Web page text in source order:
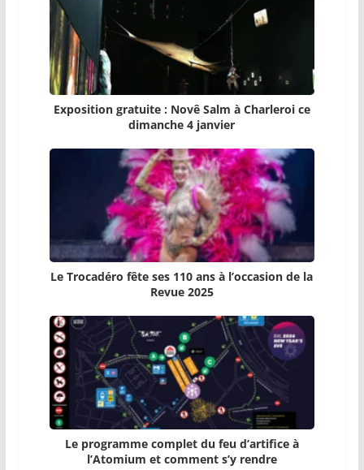
Exposition gratuite : Novê Salm à Charleroi ce
dimanche 4 janvier
Le Trocadéro fête ses 110 ans à l’occasion de la
Revue 2025
Le programme complet du feu d’artifice à
l’Atomium et comment s’y rendre